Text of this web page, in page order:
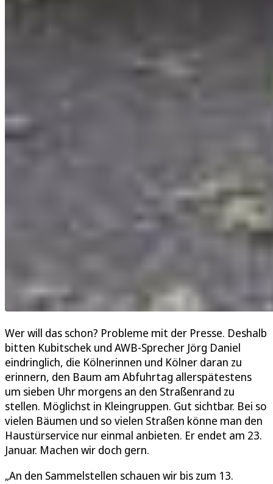
Wer will das schon? Probleme mit der Presse. Deshalb
bitten Kubitschek und AWB-Sprecher Jörg Daniel
eindringlich, die Kölnerinnen und Kölner daran zu
erinnern, den Baum am Abfuhrtag allerspätestens
um sieben Uhr morgens an den Straßenrand zu
stellen. Möglichst in Kleingruppen. Gut sichtbar. Bei so
vielen Bäumen und so vielen Straßen könne man den
Haustürservice nur einmal anbieten. Er endet am 23.
Januar. Machen wir doch gern.
„An den Sammelstellen schauen wir bis zum 13.